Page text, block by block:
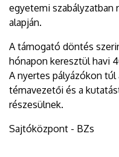
egyetemi
alapján.
A támogató döntés
hónapon keresztül havi
A nyertes pályázókon
témavezetői és a
részesülnek.
Sajtóközpont - BZs